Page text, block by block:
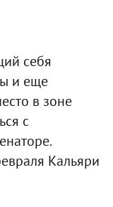
себя
и еще
в зоне
с
Кальяри